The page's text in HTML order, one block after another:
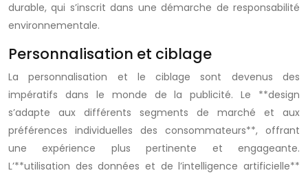
durable, qui s’inscrit dans une démarche de responsabilité
environnementale.
Personnalisation et ciblage
La personnalisation et le ciblage sont devenus des
impératifs dans le monde de la publicité. Le **design
s’adapte aux différents segments de marché et aux
préférences individuelles des consommateurs**, offrant
une expérience plus pertinente et engageante.
L’**utilisation des données et de l’intelligence artificielle**